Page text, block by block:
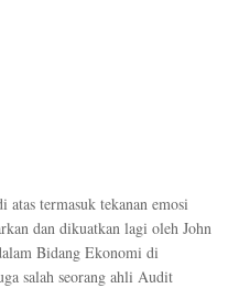
termasuk tekanan emosi
dan dikuatkan lagi oleh John
Bidang Ekonomi di
salah seorang ahli Audit